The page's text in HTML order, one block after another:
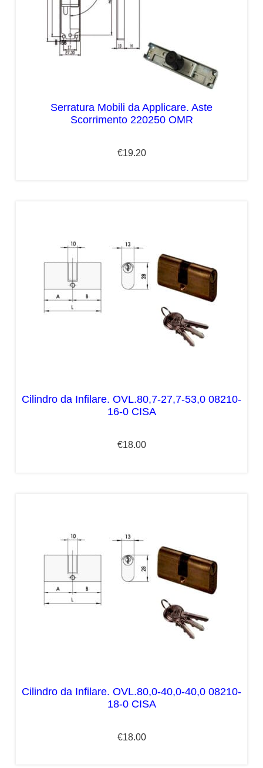
Serratura Mobili da Applicare. Aste
Scorrimento 220250 OMR
€19.20
Cilindro da Infilare. OVL.80,7-27,7-53,0 08210-
16-0 CISA
€18.00
Cilindro da Infilare. OVL.80,0-40,0-40,0 08210-
18-0 CISA
€18.00